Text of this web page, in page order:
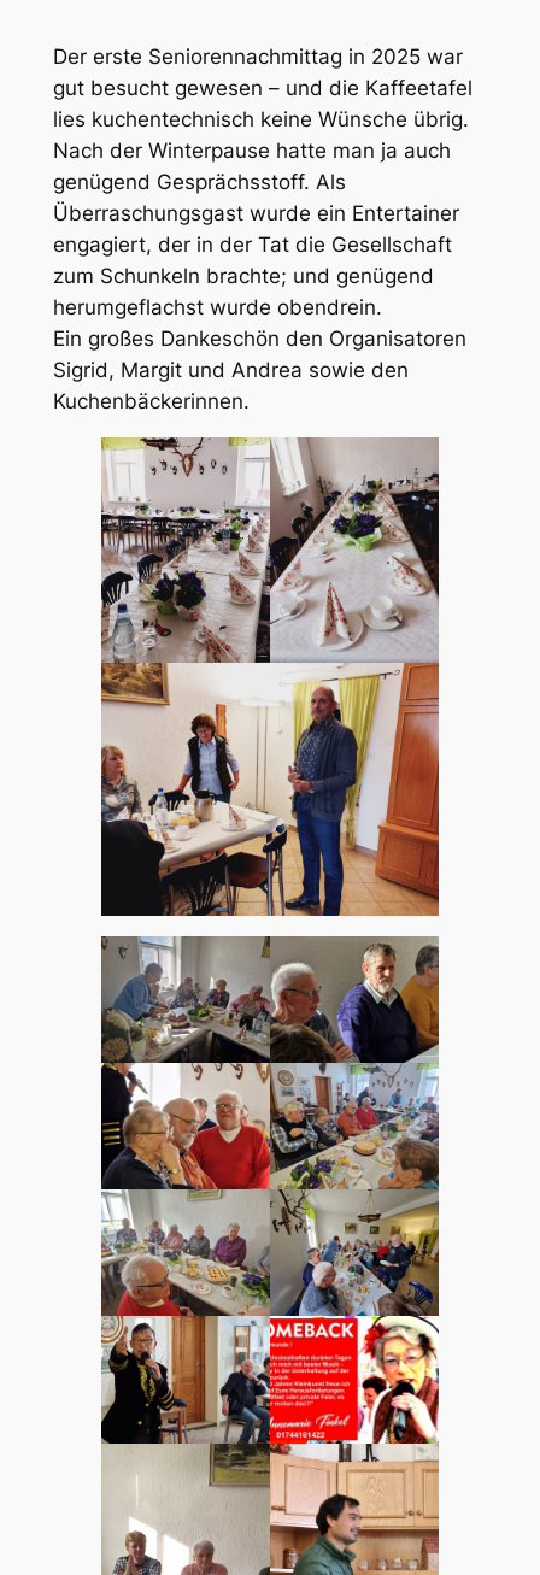
Der erste Seniorennachmittag in 2025 war
gut besucht gewesen – und die Kaffeetafel
lies kuchentechnisch keine Wünsche übrig.
Nach der Winterpause hatte man ja auch
genügend Gesprächsstoff. Als
Überraschungsgast wurde ein Entertainer
engagiert, der in der Tat die Gesellschaft
zum Schunkeln brachte; und genügend
herumgeflachst wurde obendrein.
Ein großes Dankeschön den Organisatoren
Sigrid, Margit und Andrea sowie den
Kuchenbäckerinnen.